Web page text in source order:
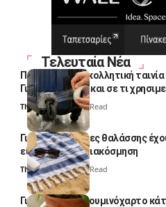
Τελευταία Νέα
Πολλοί βάζουν κολλητική
Γιατί το κάνουν και σε τι
Thali Ombre 4 Min Read
Γιατί οι πετσέτες θαλάσσης
είναι μόνο για διακόσμηση
Thali Ombre5 Min Read
Γιατί βάζουν αλουμινόχαρτο